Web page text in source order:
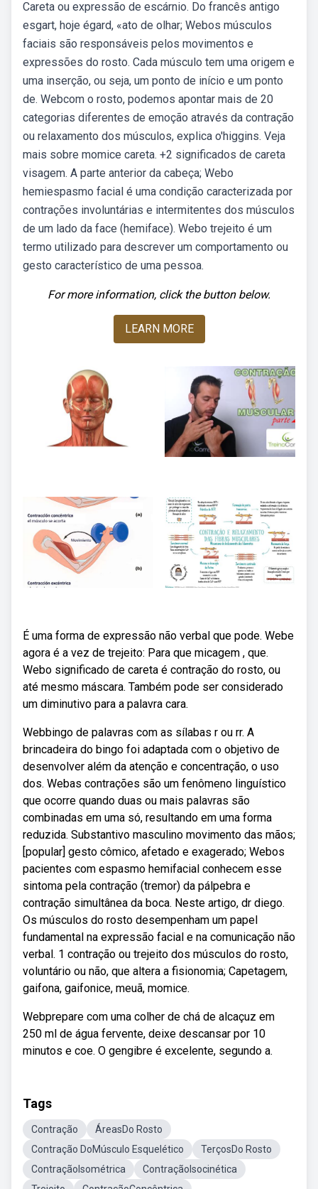
Careta ou expressão de escárnio. Do francês antigo
esgart, hoje égard, «ato de olhar; Webos músculos
faciais são responsáveis pelos movimentos e
expressões do rosto. Cada músculo tem uma origem e
uma inserção, ou seja, um ponto de início e um ponto
de. Webcom o rosto, podemos apontar mais de 20
categorias diferentes de emoção através da contração
ou relaxamento dos músculos, explica o'higgins. Veja
mais sobre momice careta. +2 significados de careta
visagem. A parte anterior da cabeça; Webo
hemiespasmo facial é uma condição caracterizada por
contrações involuntárias e intermitentes dos músculos
de um lado da face (hemiface). Webo trejeito é um
termo utilizado para descrever um comportamento ou
gesto característico de uma pessoa.
For more information, click the button below.
LEARN MORE
É uma forma de expressão não verbal que pode. Webe
agora é a vez de trejeito: Para que micagem , que.
Webo significado de careta é contração do rosto, ou
até mesmo máscara. Também pode ser considerado
um diminutivo para a palavra cara.
Webbingo de palavras com as sílabas r ou rr. A
brincadeira do bingo foi adaptada com o objetivo de
desenvolver além da atenção e concentração, o uso
dos. Webas contrações são um fenômeno linguístico
que ocorre quando duas ou mais palavras são
combinadas em uma só, resultando em uma forma
reduzida. Substantivo masculino movimento das mãos;
[popular] gesto cômico, afetado e exagerado; Webos
pacientes com espasmo hemifacial conhecem esse
sintoma pela contração (tremor) da pálpebra e
contração simultânea da boca. Neste artigo, dr diego.
Os músculos do rosto desempenham um papel
fundamental na expressão facial e na comunicação não
verbal. 1 contração ou trejeito dos músculos do rosto,
voluntário ou não, que altera a fisionomia; Capetagem,
gaifona, gaifonice, meuã, momice.
Webprepare com uma colher de chá de alcaçuz em
250 ml de água fervente, deixe descansar por 10
minutos e coe. O gengibre é excelente, segundo a.
Tags
Contração
ÁreasDo Rosto
Contração DoMúsculo Esquelético
TerçosDo Rosto
ContraçãoIsométrica
ContraçãoIsocinética